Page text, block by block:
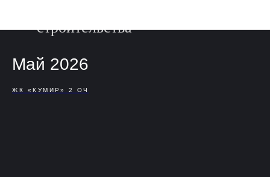
строительства
Май 2026
ЖК «КУМИР» 2 ОЧ